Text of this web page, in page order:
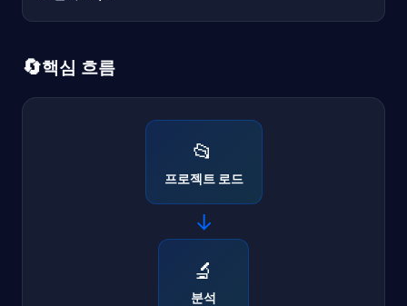
🔄핵심 흐름
📂
프로젝트 로드
→
🔬
분석